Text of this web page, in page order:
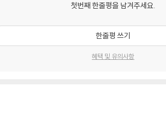
첫번째 한줄평을 남겨주세요.
한줄평 쓰기
혜택 및 유의사항